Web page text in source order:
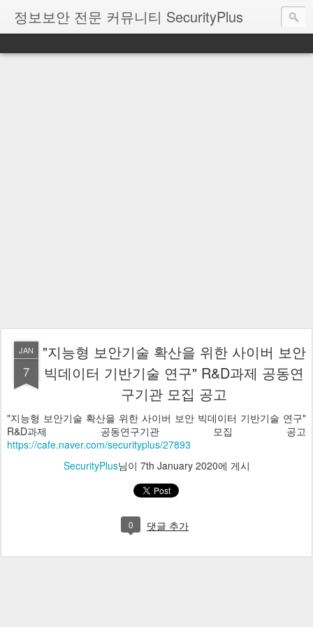
정보보안 전문 커뮤니티 SecurityPlus
JAN
7
"지능형 보안기술 확산을 위한 사이버 보안
빅데이터 기반기술 연구" R&D과제 공동연
구기관 모집 공고
"지능형 보안기술 확산을 위한 사이버 보안 빅데이터 기반기술 연구"
R&D과제 공동연구기관 모집 공고
https://cafe.naver.com/securityplus/27893
SecurityPlus님이 7th January 2020에 게시
0 댓글 추가